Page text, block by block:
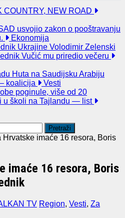
COUNTRY, NEW ROAD
usvojio zakon o pooštravanju
Ekonomija
Ukrajine Volodimir Zelenski
Vučić mu priredio večeru
Huta na Saudijsku Arabiju
koalicija
Vesti
poginule, više od 20
u školi na Tajlandu — list
Hrvatske imaće 16 resora, Boris
imaće 16 resora, Boris
TV Region, Vesti, Za